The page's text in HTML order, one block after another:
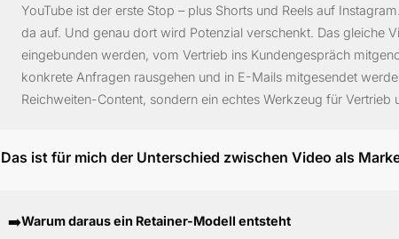
YouTube ist der erste Stop – plus Shorts und Reels auf
da auf. Und genau dort wird Potenzial verschenkt. Das gleiche
eingebunden werden, vom Vertrieb ins Kundengespräch
konkrete Anfragen rausgehen und in E-Mails mitgesendet
Reichweiten-Content, sondern ein echtes Werkzeug für Vertrieb
Das ist für mich der Unterschied zwischen Video als
➡️Warum daraus ein Retainer-Modell entsteht